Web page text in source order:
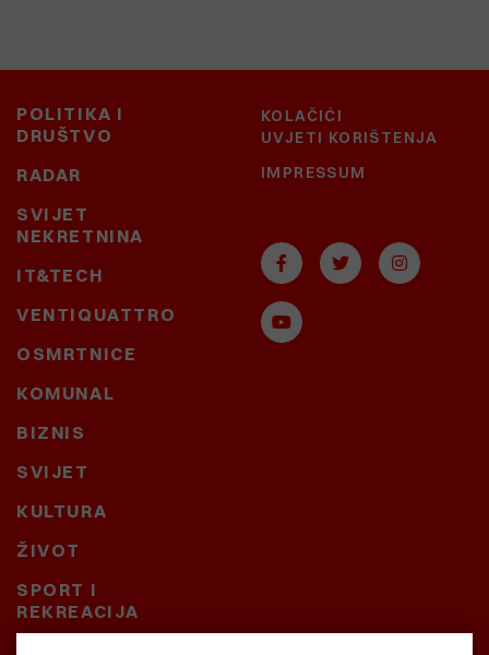
POLITIKA I
DRUŠTVO
RADAR
SVIJET
NEKRETNINA
IT&TECH
VENTIQUATTRO
OSMRTNICE
KOMUNAL
BIZNIS
SVIJET
KULTURA
ŽIVOT
SPORT I
REKREACIJA
KOLAČIĆI
UVJETI KORIŠTENJA
IMPRESSUM